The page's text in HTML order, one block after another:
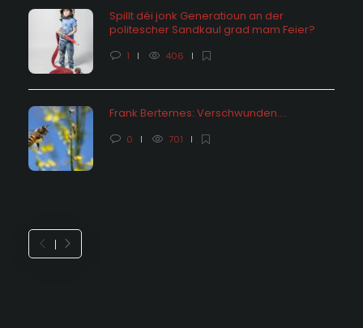
Spillt déi jonk Generatioun an der
politescher Sandkaul grad mam Feier?
1 406
Frank Bertemes: Verschwunden….
0 701